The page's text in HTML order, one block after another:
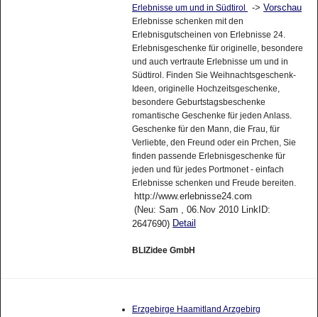
Erlebnisse um und in Südtirol
-> Vorschau
Erlebnisse schenken mit den
Erlebnisgutscheinen von Erlebnisse 24.
Erlebnisgeschenke für originelle, besondere
und auch vertraute Erlebnisse um und in
Südtirol. Finden Sie Weihnachtsgeschenk-
Ideen, originelle Hochzeitsgeschenke,
besondere Geburtstagsbeschenke
romantische Geschenke für jeden Anlass.
Geschenke für den Mann, die Frau, für
Verliebte, den Freund oder ein Prchen, Sie
finden passende Erlebnisgeschenke für
jeden und für jedes Portmonet - einfach
Erlebnisse schenken und Freude bereiten.
http://www.erlebnisse24.com
(Neu: Sam , 06.Nov 2010 LinkID:
2647690) Detail
BLIZidee GmbH
Erzgebirge Haamitland Arzgebirg